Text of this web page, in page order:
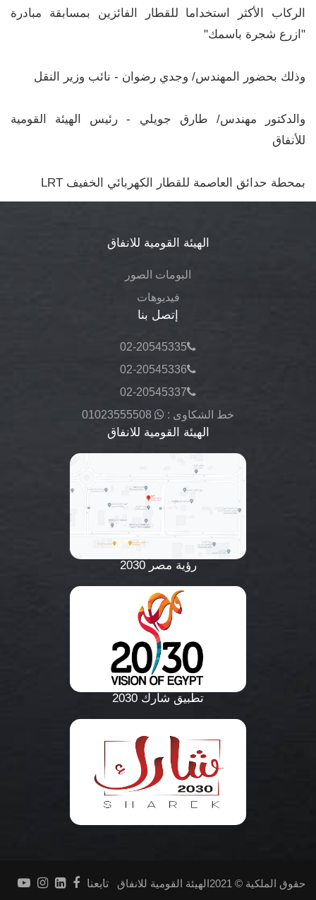
الركاب الأكثر استخداما للقطار الفائزين بمسابقة مبادرة
"ازرع شجرة باسمك"
وذلك بحضور المهندس/ وجدي رضوان - نائب وزير النقل
والدكتور مهندس/ طارق جويلي - رئيس الهيئة القومية
للأنفاق
بمحطة حدائق العاصمة للقطار الكهربائي الخفيف LRT
الهيئة القومية للانفاق
البومات الصور
فيديوهات
إتصل بنا
02-20545335
02-20545336
02-20545337
خط الشكاوى :
01023555508
الهيئة القومية للانفاق
رؤية مصر 2030
تطبيق شارك 2030
حقوق الملكية © 2021الهيئة القومية للانفاق تابعنا